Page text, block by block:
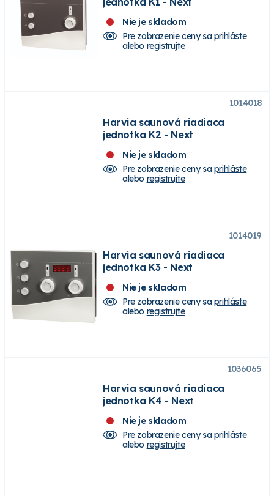
Nie je skladom
Pre zobrazenie ceny saprihláste
alebo registrujte
1014018
Harvia saunová riadiaca
jednotka K2 - Next
Nie je skladom
Pre zobrazenie ceny saprihláste
alebo registrujte
1014019
Harvia saunová riadiaca
jednotka K3 - Next
Nie je skladom
Pre zobrazenie ceny saprihláste
alebo registrujte
1036065
Harvia saunová riadiaca
jednotka K4 - Next
Nie je skladom
Pre zobrazenie ceny saprihláste
alebo registrujte